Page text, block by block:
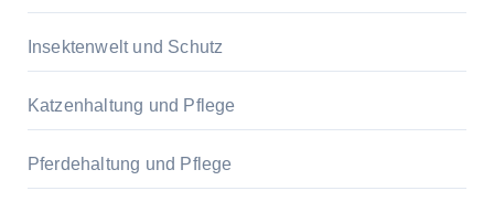
Insektenwelt und Schutz
Katzenhaltung und Pflege
Pferdehaltung und Pflege